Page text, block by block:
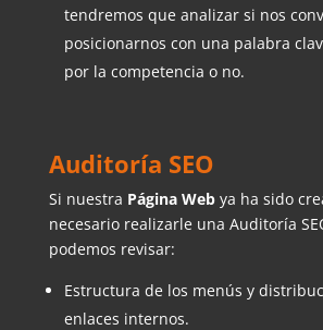
tendremos que analizar si nos
posicionarnos con una palabra
por la competencia o no.
Auditoría SEO
Si nuestra Página Web ya ha sido
necesario realizarle una Auditoría
podemos revisar:
Estructura de los menús y
enlaces internos.